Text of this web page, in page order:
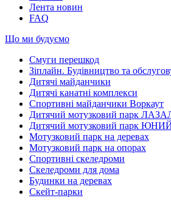
Лента новин
FAQ
Що ми будуємо
Смуги перешкод
Зіплайн. Будівництво та
Дитячі майданчики
Дитячі канатні комплекси
Спортивні майданчики Воркаут
Дитячий мотузковий парк
Дитячий мотузковий парк
Мотузковий парк на деревах
Мотузковий парк на опорах
Спортивні скеледроми
Скеледроми для дома
Будинки на деревах
Скейт-парки